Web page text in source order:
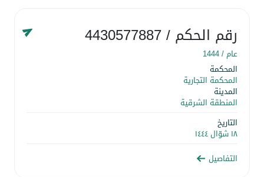
رقم الحكم/ 4430577887
عام /1444
المحكمة
المحكمة التجارية
المدينة
المنطقة الشرقية
التاريخ
١٨ شوّال ١٤٤٤
التفاصيل